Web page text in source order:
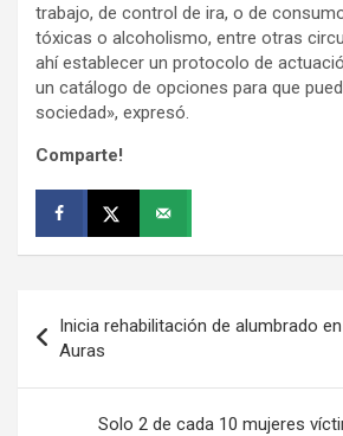
trabajo, de control de ira, o de
tóxicas o alcoholismo, entre otras
ahí establecer un protocolo de
un catálogo de opciones para que
sociedad», expresó.
Comparte!
de
entradas
Inicia rehabilitación de alumbrado
Auras
Solo 2 de cada 10 mujeres